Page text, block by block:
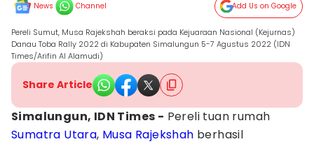
News Channel Add Us on Google
Pereli Sumut, Musa Rajekshah beraksi pada Kejuaraan Nasional (Kejurnas)
Danau Toba Rally 2022 di Kabupaten Simalungun 5-7 Agustus 2022 (IDN
Times/Arifin Al Alamudi)
Share Article
Simalungun, IDN Times - Pereli tuan rumah
Sumatra Utara, Musa Rajekshah berhasil